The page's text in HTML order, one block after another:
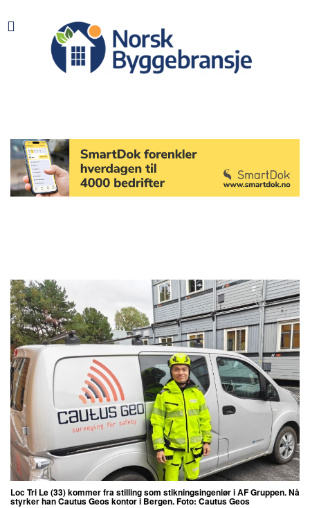
Loc Tri Le (33) kommer fra stilling som stikningsingeniør i AF Gruppen. Nå
styrker han Cautus Geos kontor i Bergen. Foto: Cautus Geos